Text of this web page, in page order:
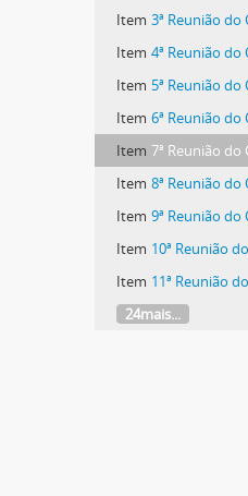
Item 3ª Reunião do
Item 4ª Reunião do
Item 5ª Reunião do
Item 6ª Reunião do
Item 7ª Reunião do
Item 8ª Reunião do
Item 9ª Reunião do
Item 10ª Reunião do
Item 11ª Reunião do
24mais...